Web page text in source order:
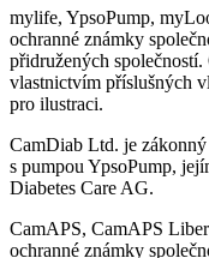
mylife, YpsoPump,
ochranné známky
přidružených
vlastnictvím příslušných
pro ilustraci.
CamDiab Ltd. je
s pumpou YpsoPump,
Diabetes Care AG.
CamAPS, CamAPS
ochranné známky